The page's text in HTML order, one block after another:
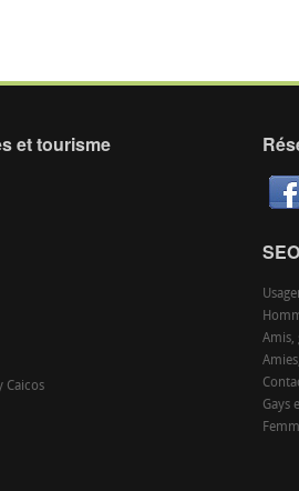
et tourisme
Caicos
SEO
Amis,
Gays